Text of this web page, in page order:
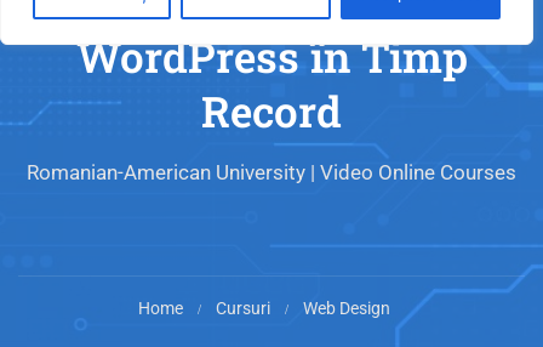
WordPress în Timp
Record
Romanian-American University | Video Online Courses
Home Cursuri Web Design